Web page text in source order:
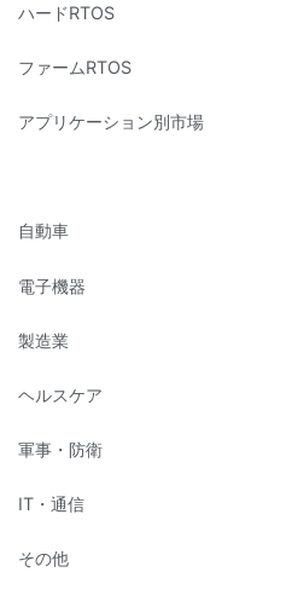
ハードRTOS
ファームRTOS
アプリケーション別市場
自動車
電子機器
製造業
ヘルスケア
軍事・防衛
IT・通信
その他